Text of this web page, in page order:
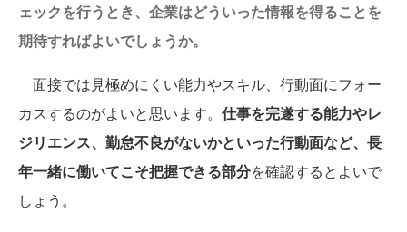
ェックを行うとき、企業はどういった情報を得ることを
期待すればよいでしょうか。
面接では見極めにくい能力やスキル、行動面にフォー
カスするのがよいと思います。 仕事を完遂する能力やレ
ジリエンス、勤怠不良がないかといった行動面など、長
年一緒に働いてこそ把握できる部分を確認するとよいで
しょう。